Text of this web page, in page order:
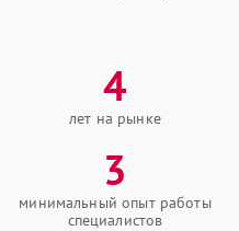
4
лет на рынке
3
минимальный опыт работы
специалистов